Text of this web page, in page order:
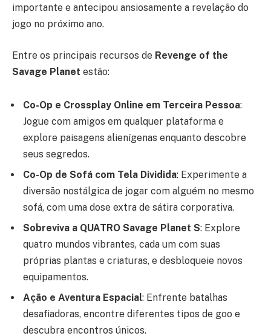
importante e antecipou ansiosamente a revelação do
jogo no próximo ano.
Entre os principais recursos de Revenge of the
Savage Planet estão:
Co-Op e Crossplay Online em Terceira Pessoa:
Jogue com amigos em qualquer plataforma e
explore paisagens alienígenas enquanto descobre
seus segredos.
Co-Op de Sofá com Tela Dividida: Experimente a
diversão nostálgica de jogar com alguém no mesmo
sofá, com uma dose extra de sátira corporativa.
Sobreviva a QUATRO Savage Planet S: Explore
quatro mundos vibrantes, cada um com suas
próprias plantas e criaturas, e desbloqueie novos
equipamentos.
Ação e Aventura Espacial: Enfrente batalhas
desafiadoras, encontre diferentes tipos de goo e
descubra encontros únicos.